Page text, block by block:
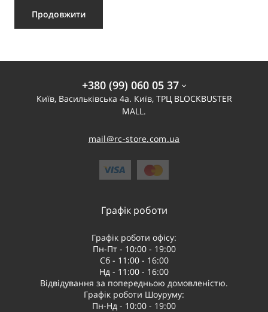
Продовжити
+380 (99) 060 05 37
Київ, Васильківська 4а. Київ, ТРЦ BLOCKBUSTER
MALL.
mail@rc-store.com.ua
Графік роботи
Графік роботи офісу:
Пн-Пт - 10:00 - 19:00
Сб - 11:00 - 16:00
Нд - 11:00 - 16:00
Відвідування за попередньою домовленістю.
Графік роботи Шоуруму:
Пн-Нд - 10:00 - 19:00